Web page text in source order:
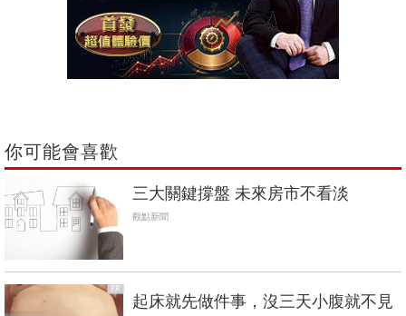
你可能會喜歡
三大關鍵撐盤 未來房市不看淡
觀點新聞
PR
起床就先做件事，沒三天小腹就不見